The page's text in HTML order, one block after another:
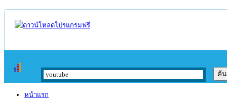
หน้าแรก